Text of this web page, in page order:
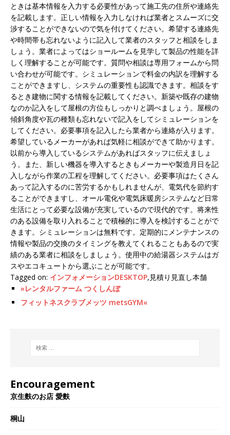
ときは基本情報を入力する必要性があって施工先の住所や連絡先
を記載します。正しい情報を入力しなければ業者とスムーズに交
渉することができないので気を付けてください。希望する連絡先
や時間帯も忘れないように記入して業者のスタッフと相談をしま
しょう。業者によってはショールームを見学して製品の性能を詳
しく理解することが可能です。質問や相談は専用フォームから問
い合わせが可能です。シミュレーションで料金の内訳を理解する
ことができますし、システムの重要性も認識できます。相談をす
るとき建物に関する情報を記載してください。新築や既存の建物
なのか記入をして屋根の方位もしっかりと調べましょう。屋根の
傾斜角度や瓦の種類も忘れないで記入をしてシミュレーションを
してください。必要事項を記入したら業者から連絡が入ります。
希望しているメーカーがあれば気軽に相談ができて助かります。
以前から導入しているシステムがあればスタッフに伝えましょ
う。また、新しい機器を導入するときもメーカーや製造月日を記
入しながら作業の工程を理解してください。必要事項はたくさん
あって記入するのに苦労するかもしれませんが、電気代を節約す
ることができますし、オール電化や電気床暖房システムなど日常
生活にとって必要な設備が充実しているので現代的です。将来性
のある設備を取り入れることで積極的に導入を検討することがで
きます。シミュレーションは無料です。定期的にメンテナンスの
情報や製品の交換のタイミングを教えてくれることもあるので実
績のある業者に相談をしましょう。使用中の給湯器システムはガ
スやエコキュートから選ぶことが可能です。
Tagged on: インフォメーションDESKTOP,見積り見直し本舗
»レンタルファーム つくしんぼ
フィットネスクラブメッツ metsGYM«
Encouragement
京生麩のお店 愛麩
桐山